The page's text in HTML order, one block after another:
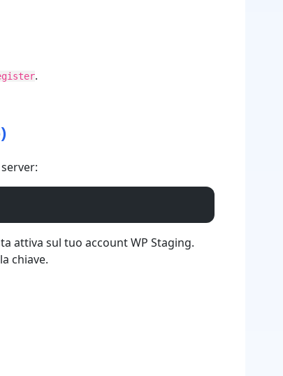
.
attiva sul tuo account WP Staging.
chiave.